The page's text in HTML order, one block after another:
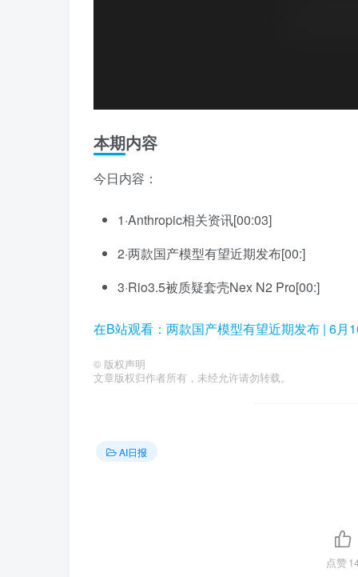
本期内容
今日内容：
1·Anthropic相关资讯[00:03]
2·两款国产模型有望近期发布[00:]
3·Rio3.5被质疑套壳Nex N2 Pro[00:]
在B站观看：两款国产模型有望近期发布 | 6月
© 版权声明
文章版权归作者所有，未经允许请勿转载。
AI日报
点赞